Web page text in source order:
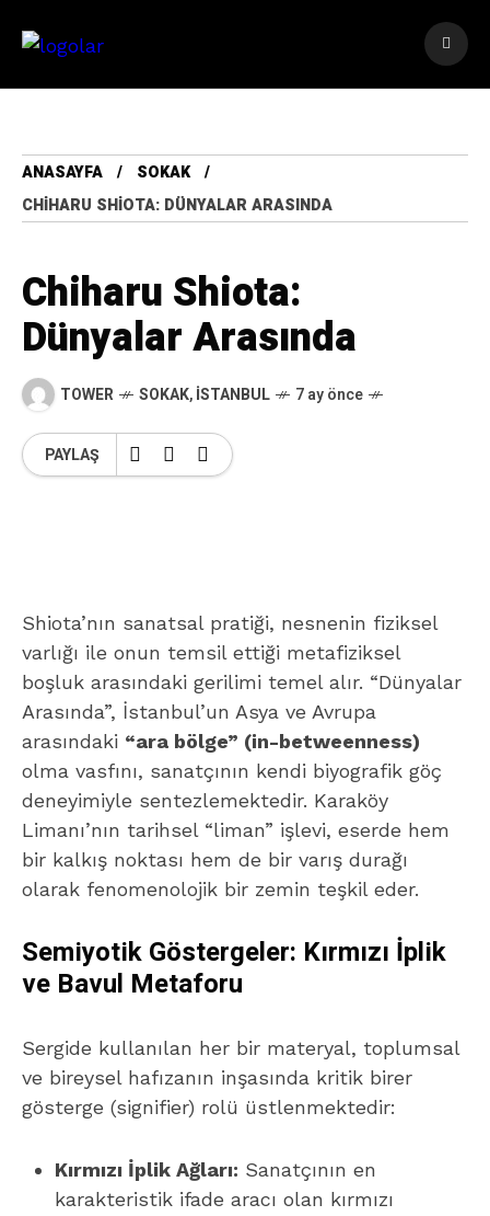
ANASAYFA
SOKAK
CHIHARU SHIOTA: DÜNYALAR ARASINDA
Chiharu Shiota:
Dünyalar Arasında
TOWER SOKAK,İSTANBUL 7 ay önce
PAYLAŞ
Shiota’nın sanatsal pratiği, nesnenin fiziksel
varlığı ile onun temsil ettiği metafiziksel
boşluk arasındaki gerilimi temel alır. “Dünyalar
Arasında”, İstanbul’un Asya ve Avrupa
arasındaki “ara bölge” (in-betweenness)
olma vasfını, sanatçının kendi biyografik göç
deneyimiyle sentezlemektedir. Karaköy
Limanı’nın tarihsel “liman” işlevi, eserde hem
bir kalkış noktası hem de bir varış durağı
olarak fenomenolojik bir zemin teşkil eder.
Semiyotik Göstergeler: Kırmızı İplik
ve Bavul Metaforu
Sergide kullanılan her bir materyal, toplumsal
ve bireysel hafızanın inşasında kritik birer
gösterge (signifier) rolü üstlenmektedir:
Kırmızı İplik Ağları: Sanatçının en
karakteristik ifade aracı olan kırmızı